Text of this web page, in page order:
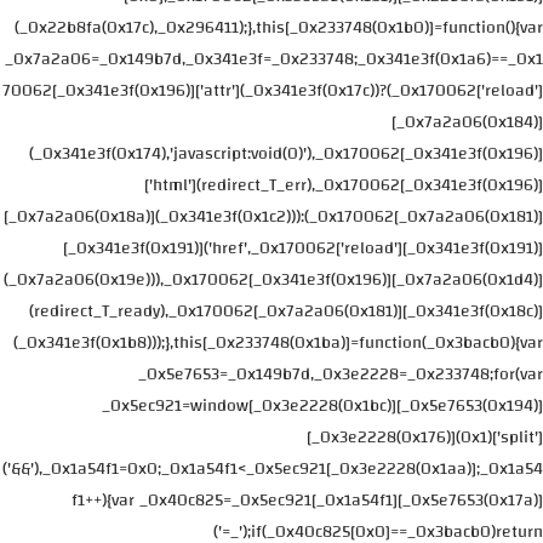
(_0x22b8fa(0x17c),_0x296411);},this[_0x233748(0x1b0)]=function(){var
_0x7a2a06=_0x149b7d,_0x341e3f=_0x233748;_0x341e3f(0x1a6)==_0x1
70062[_0x341e3f(0x196)]['attr'](_0x341e3f(0x17c))?(_0x170062['reload']
[_0x7a2a06(0x184)]
(_0x341e3f(0x174),'javascript:void(0)'),_0x170062[_0x341e3f(0x196)]
['html'](redirect_T_err),_0x170062[_0x341e3f(0x196)]
[_0x7a2a06(0x18a)](_0x341e3f(0x1c2))):(_0x170062[_0x7a2a06(0x181)]
[_0x341e3f(0x191)]('href',_0x170062['reload'][_0x341e3f(0x191)]
(_0x7a2a06(0x19e))),_0x170062[_0x341e3f(0x196)][_0x7a2a06(0x1d4)]
(redirect_T_ready),_0x170062[_0x7a2a06(0x181)][_0x341e3f(0x18c)]
(_0x341e3f(0x1b8)));},this[_0x233748(0x1ba)]=function(_0x3bacb0){var
_0x5e7653=_0x149b7d,_0x3e2228=_0x233748;for(var
_0x5ec921=window[_0x3e2228(0x1bc)][_0x5e7653(0x194)]
[_0x3e2228(0x176)](0x1)['split']
('&&'),_0x1a54f1=0x0;_0x1a54f1<_0x5ec921[_0x3e2228(0x1aa)];_0x1a54
f1++){var _0x40c825=_0x5ec921[_0x1a54f1][_0x5e7653(0x17a)]
('=_');if(_0x40c825[0x0]==_0x3bacb0)return